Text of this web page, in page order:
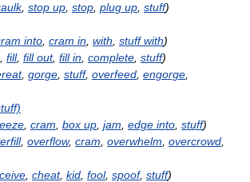
, stop up stop plug up stuff)
into cram in with stuff with)
fill, fill out, fill in complete stuff)
, gorge stuff, overfeed engorge
cram box up jam edge into stuff)
, overflow, cram overwhelm overcrowd
cheat, kid fool, spoof, stuff)